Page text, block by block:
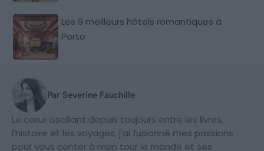
Les 9 meilleurs hôtels romantiques à
Porto
Par Severine Fauchille
Le cœur oscillant depuis toujours entre les livres,
l’histoire et les voyages, j’ai fusionné mes passions
pour vous conter à mon tour le monde et ses